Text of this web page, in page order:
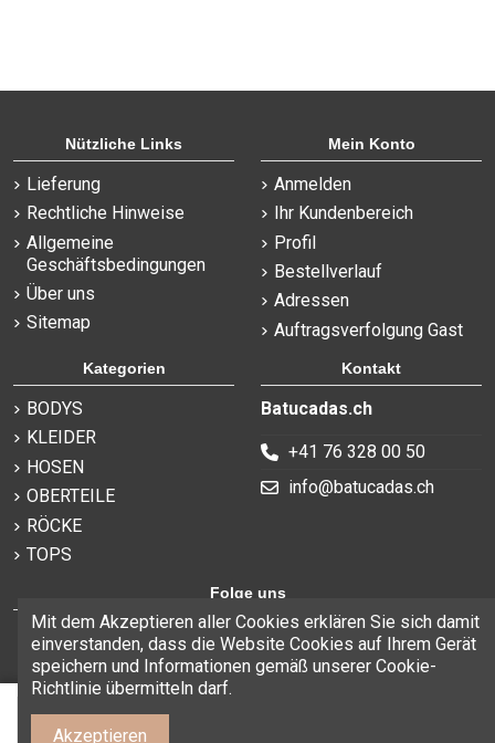
Nützliche Links
Lieferung
Rechtliche Hinweise
Allgemeine
Geschäftsbedingungen
Über uns
Sitemap
Mein Konto
Anmelden
Ihr Kundenbereich
Profil
Bestellverlauf
Adressen
Auftragsverfolgung Gast
Kategorien
BODYS
KLEIDER
HOSEN
OBERTEILE
RÖCKE
TOPS
Kontakt
Batucadas.ch
+41 76 328 00 50
info@batucadas.ch
Folge uns
Mit dem Akzeptieren aller Cookies erklären Sie sich damit
einverstanden, dass die Website Cookies auf Ihrem Gerät
speichern und Informationen gemäß unserer Cookie-
Richtlinie übermitteln darf.
Akzeptieren